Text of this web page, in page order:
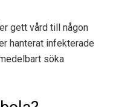
gett vård till någon
hanterat infekterade
söka